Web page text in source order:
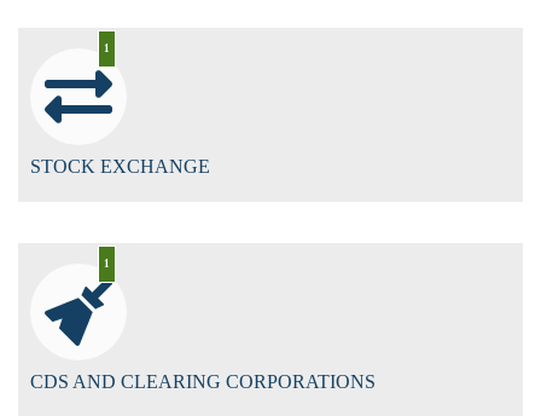
1
STOCK EXCHANGE
1
CDS AND CLEARING CORPORATIONS